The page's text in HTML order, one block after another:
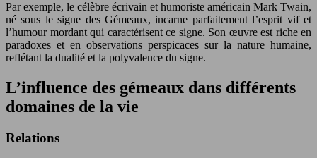
Par exemple, le célèbre écrivain et humoriste américain Mark Twain,
né sous le signe des Gémeaux, incarne parfaitement l’esprit vif et
l’humour mordant qui caractérisent ce signe. Son œuvre est riche en
paradoxes et en observations perspicaces sur la nature humaine,
reflétant la dualité et la polyvalence du signe.
L’influence des gémeaux dans différents
domaines de la vie
Relations